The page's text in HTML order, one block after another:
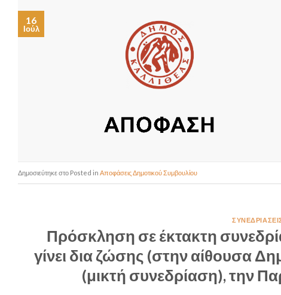
16
Ιούλ
Posted in Αποφάσεις Δημοτικού Συμβουλίου
Πρόσκληση σε έκτακτη
γίνει δια ζώσης (στην αίθουσα
(μικτή συνεδρίαση), την